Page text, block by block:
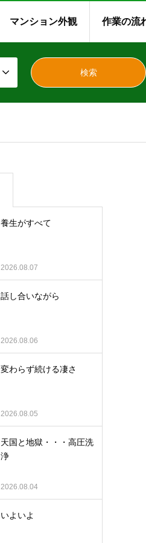
マンション外観 作業の流
養生がすべて
2026.08.07
話し合いながら
2026.08.06
変わらず続ける凄さ
2026.08.05
天国と地獄・・・高圧洗
浄
2026.08.04
いよいよ